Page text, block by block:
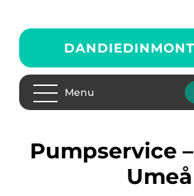
Menu
pumpservice – pumpar
Umeå